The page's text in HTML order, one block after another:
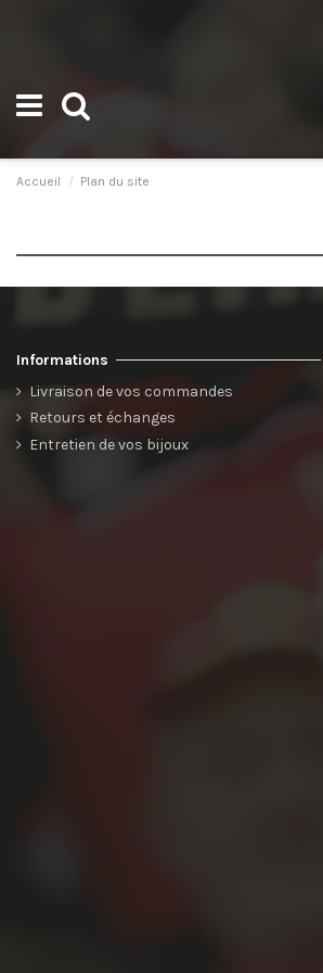
Accueil Plan du site
Informations
Livraison de vos commandes
Retours et échanges
Entretien de vos bijoux